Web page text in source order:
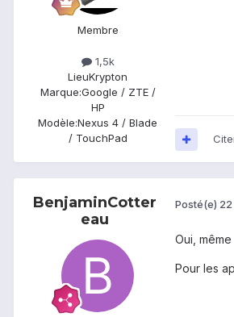
Membre
1,5k
LieuKrypton
Marque:Google / ZTE /
HP
Modèle:Nexus 4 / Blade
/ TouchPad
BenjaminCotter
eau
Posté(e)
Oui,
Pour les